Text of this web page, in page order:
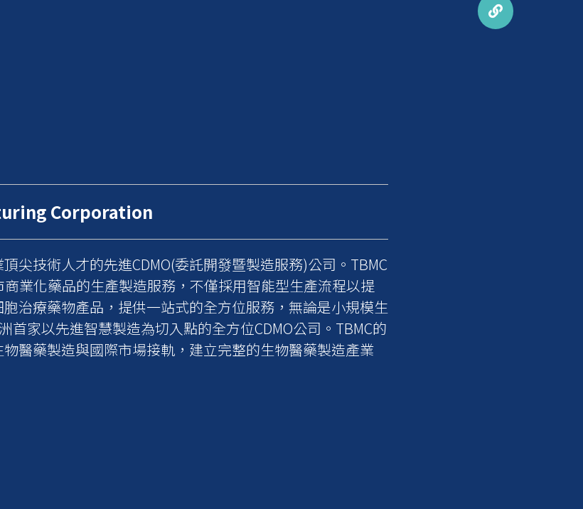
Corporation
尖技術人才的先進CDMO(委託開發暨製造服務)公司。TBMC
業化藥品的生產製造服務，不僅採用智能型生產流程以提
治療藥物產品，提供一站式的全方位服務，無論是小規模生
家以先進智慧製造為切入點的全方位CDMO公司。TBMC的
醫藥製造與國際市場接軌，建立完整的生物醫藥製造產業